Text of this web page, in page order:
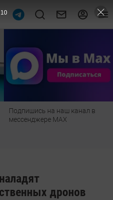
Подпишись на наш канал в
мессенджере МАХ
дронов
9